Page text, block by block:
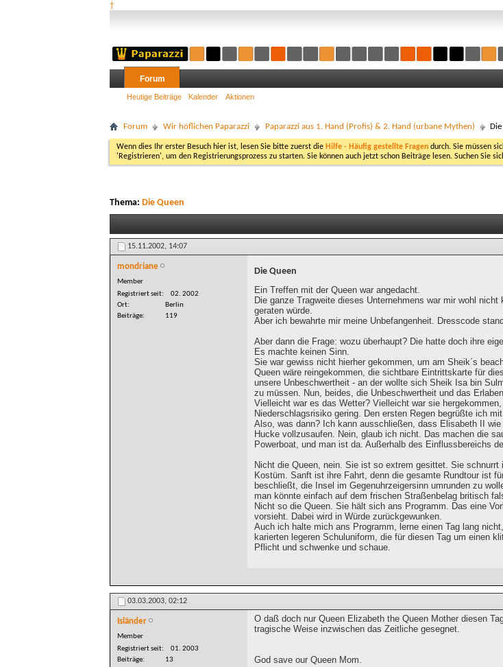
†
Forum
Heutige Beiträge Kalender Aktionen
Forum Wir höflichen Paparazzi Paparazzi aus 1. Hand (Profis) & 2. Hand (urbane Mythen) Die
Wenn dies Ihr erster Besuch hier ist, lesen Sie bitte zuerst die Hilfe - Häufig gestellte Fragen durch. Sie müssen
'Registrieren', um den Registrierungsprozess zu starten. Sie können auch jetzt schon Beiträge lesen. Suchen Sie
Thema: Die Queen
15.11.2002, 14:07
mondriane
Member
Registriert seit
02. 2002
Ort
Berlin
Beiträge
119
Die Queen
Ein Treffen mit der Queen war angedacht.
Die ganze Tragweite dieses Unternehmens war mir wohl
geraten würde.
Aber ich bewahrte mir meine Unbefangenheit. Dresscode
Aber dann die Frage: wozu überhaupt? Die hatte doch ihre
Es machte keinen Sinn.
Sie war gewiss nicht hierher gekommen, um am Sheik´s
Queen wäre reingekommen, die sichtbare Eintrittskarte für
unsere Unbeschwertheit - an der wollte sich Sheik Isa bin
zu müssen. Nun, beides, die Unbeschwertheit und das
Vielleicht war es das Wetter? Vielleicht war sie
Niederschlagsrisiko gering. Den ersten Regen begrüßte ich
Also, was dann? Ich kann ausschließen, dass Elisabeth II
Hucke vollzusaufen. Nein, glaub ich nicht. Das machen die
Powerboat, und man ist da. Außerhalb des Einflussbereichs
Nicht die Queen, nein. Sie ist so extrem gesittet. Sie
Kostüm. Sanft ist ihre Fahrt, denn die gesamte Rundtour ist
beschließt, die Insel im Gegenuhrzeigersinn umrunden zu
man könnte einfach auf dem frischen Straßenbelag britisch
Nicht so die Queen. Sie hält sich ans Programm. Das eine
vorsieht. Dabei wird in Würde zurückgewunken.
Auch ich halte mich ans Programm, lerne einen Tag lang
karierten legeren Schuluniform, die für diesen Tag um einen
Pflicht und schwenke und schaue.
03.03.2003, 02:12
Isländer
Member
Registriert seit
01. 2003
Beiträge
13
O daß doch nur Queen Elizabeth the Queen Mother diesen
tragische Weise inzwischen das Zeitliche gesegnet.
God save our Queen Mom.